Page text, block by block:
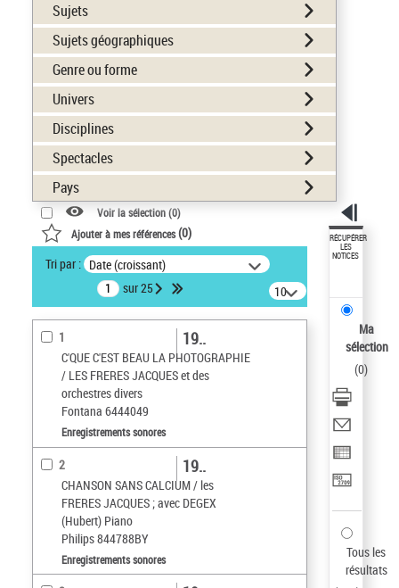
Sujets
Sujets géographiques
Genre ou forme
Univers
Disciplines
Spectacles
Pays
Voir la sélection (0)
Ajouter à mes références(0)
Tri par : Date (croissant)
sur 25
10
résultats/page
1
C'QUE C'EST BEAU LA PHOTOGRAPHIE
/ LES FRERES JACQUES et des
orchestres divers
Fontana 6444049
19..
Enregistrements sonores
2
CHANSON SANS CALCIUM / les
FRERES JACQUES ; avec DEGEX
(Hubert) Piano
Philips 844788BY
19..
Enregistrements sonores
RÉCUPÉRER
LES
NOTICES
Ma
sélection
(0)
Tous les
résultats